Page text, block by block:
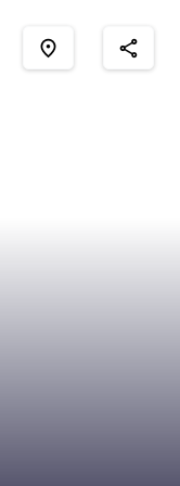
place share